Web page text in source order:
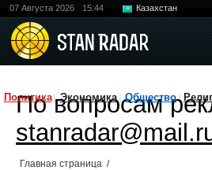
07 Августа 2026 15:44 Казахстан
Политика Экономика Общество
По вопросам
Главная страница /